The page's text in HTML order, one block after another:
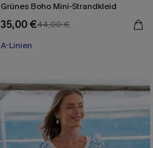
Grünes Boho Mini-Strandkleid
35,00 €44,00 €
A-Linien